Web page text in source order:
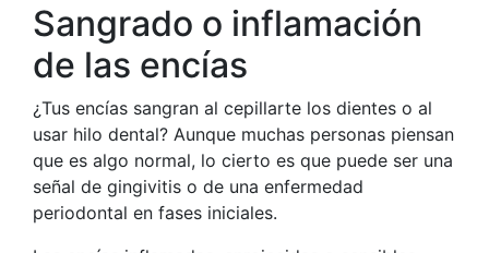
Sangrado o inflamación
de las encías
¿Tus encías sangran al cepillarte los dientes o al
usar hilo dental? Aunque muchas personas piensan
que es algo normal, lo cierto es que puede ser una
señal de gingivitis o de una enfermedad
periodontal en fases iniciales.